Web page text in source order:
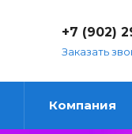
+7 (902)
Заказать
Компания